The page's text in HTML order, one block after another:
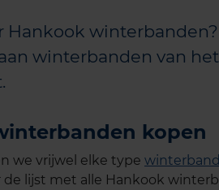
Hankook
winterbanden van
kopen
we vrijwel elke type winterband
de lijst met alle Hankook